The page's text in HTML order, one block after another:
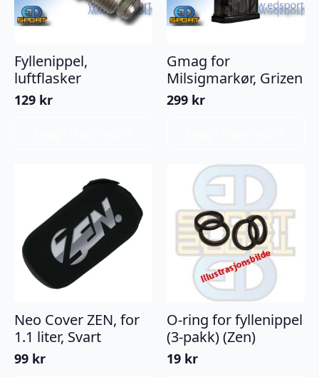
Fyllenippel,
luftflasker
129 kr
Gmag for
Milsigmarkør, Grizen
299 kr
Neo Cover ZEN, for
1.1 liter, Svart
99 kr
O-ring for fyllenippel
(3-pakk) (Zen)
19 kr